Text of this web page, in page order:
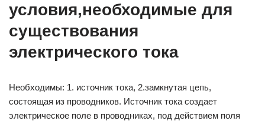
условия,необходимые для
существования
электрического тока
Необходимы: 1. источник тока, 2.замкнутая цепь,
состоящая из проводников. Источник тока создает
электрическое поле в проводниках, под действием поля